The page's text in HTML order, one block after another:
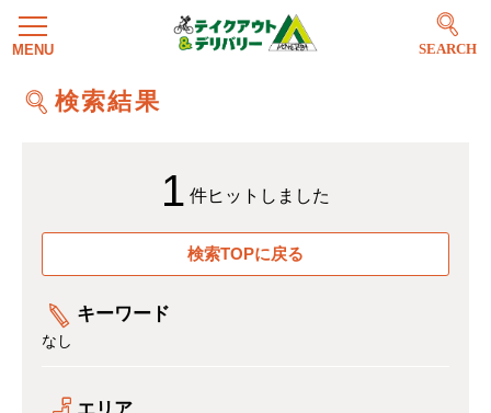
SEARCH
検索結果
1 件ヒットしました
検索TOPに戻る
キーワード
なし